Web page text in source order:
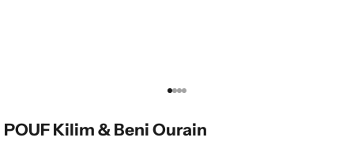
Gehe zu Element 1
Gehe zu Element 2
Gehe zu Element 3
Gehe zu Element 4
POUF Kilim & Beni Ourain